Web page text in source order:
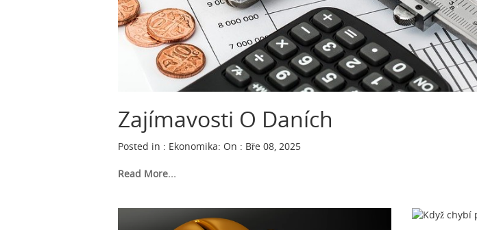
Zajímavosti O Daních
Posted in : Ekonomika: On : Bře 08, 2025
Read More...